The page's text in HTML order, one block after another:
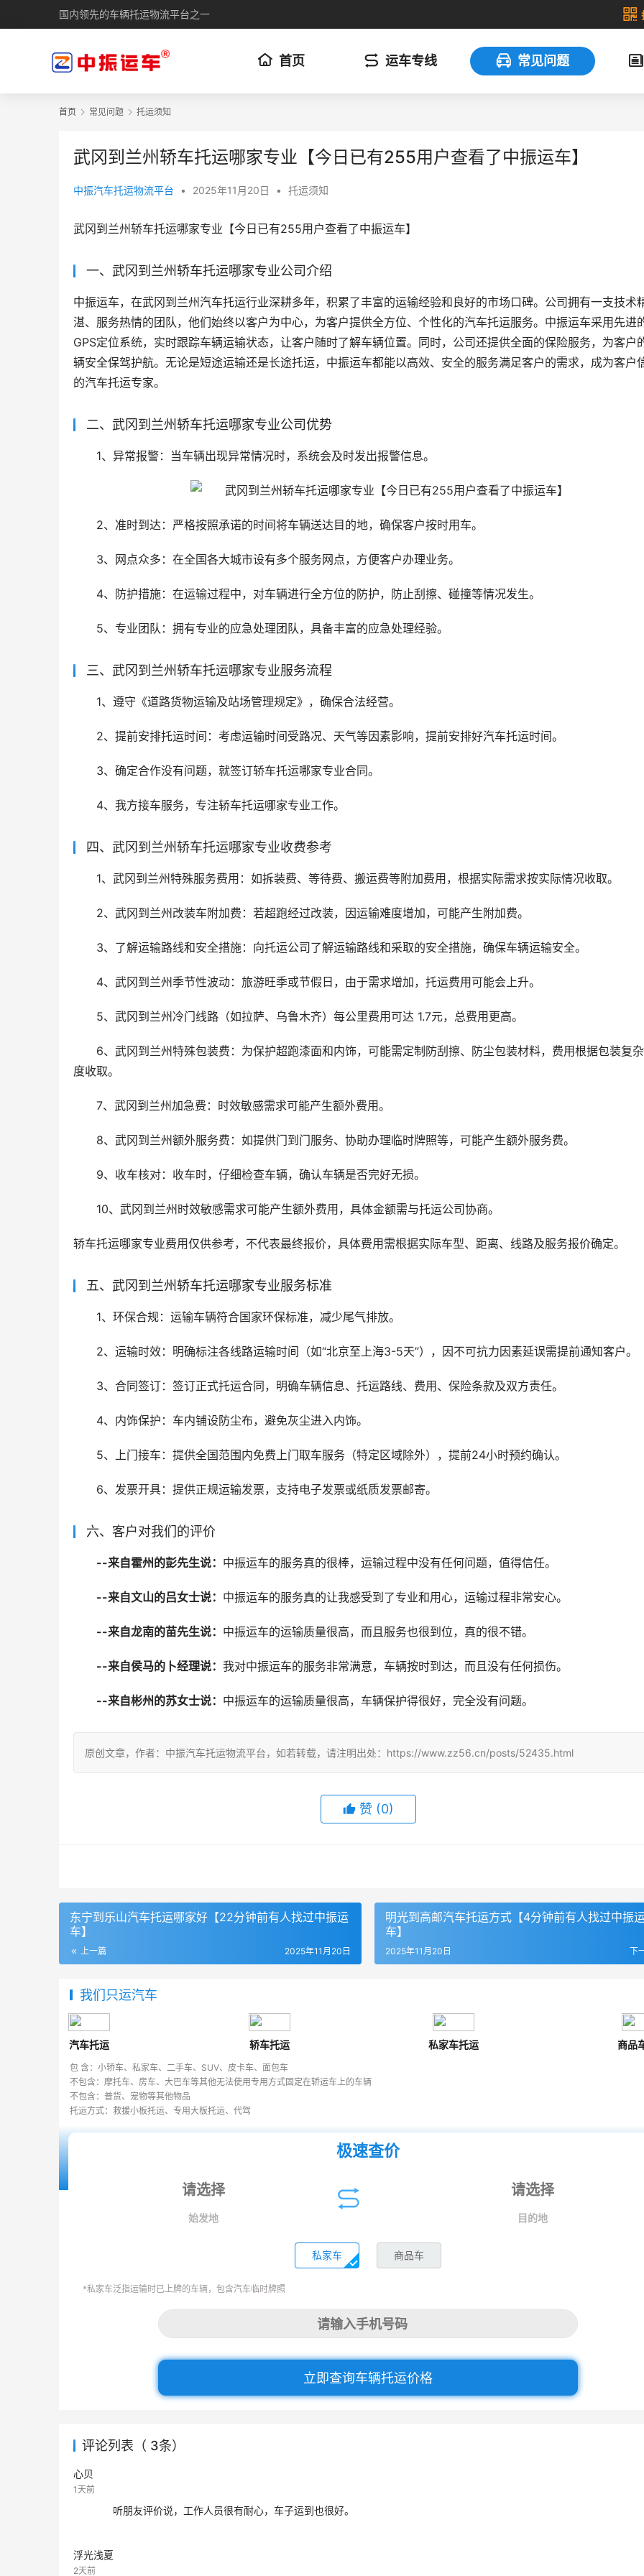
国内领先的车辆托运物流平台之一
首页 运车专线 常见问题
首页 常见问题 托运须知
武冈到兰州轿车托运哪家专业【今日已有255用户查看了中振运车】
中振汽车托运物流平台 • 2025年11月20日 • 托运须知
武冈到兰州轿车托运哪家专业【今日已有255用户查看了中振运车】
一、武冈到兰州轿车托运哪家专业公司介绍
中振运车，在武冈到兰州汽车托运行业深耕多年，积累了丰富的运输经验和良好的市场口碑。公司拥有一支技术
湛、服务热情的团队，他们始终以客户为中心，为客户提供全方位、个性化的汽车托运服务。中振运车采用先进
GPS定位系统，实时跟踪车辆运输状态，让客户随时了解车辆位置。同时，公司还提供全面的保险服务，为客户
辆安全保驾护航。无论是短途运输还是长途托运，中振运车都能以高效、安全的服务满足客户的需求，成为客户
的汽车托运专家。
二、武冈到兰州轿车托运哪家专业公司优势
1、异常报警：当车辆出现异常情况时，系统会及时发出报警信息。
2、准时到达：严格按照承诺的时间将车辆送达目的地，确保客户按时用车。
3、网点众多：在全国各大城市设有多个服务网点，方便客户办理业务。
4、防护措施：在运输过程中，对车辆进行全方位的防护，防止刮擦、碰撞等情况发生。
5、专业团队：拥有专业的应急处理团队，具备丰富的应急处理经验。
三、武冈到兰州轿车托运哪家专业服务流程
1、遵守《道路货物运输及站场管理规定》，确保合法经营。
2、提前安排托运时间：考虑运输时间受路况、天气等因素影响，提前安排好汽车托运时间。
3、确定合作没有问题，就签订轿车托运哪家专业合同。
4、我方接车服务，专注轿车托运哪家专业工作。
四、武冈到兰州轿车托运哪家专业收费参考
1、武冈到兰州特殊服务费用：如拆装费、等待费、搬运费等附加费用，根据实际需求按实际情况收取。
2、武冈到兰州改装车附加费：若超跑经过改装，因运输难度增加，可能产生附加费。
3、了解运输路线和安全措施：向托运公司了解运输路线和采取的安全措施，确保车辆运输安全。
4、武冈到兰州季节性波动：旅游旺季或节假日，由于需求增加，托运费用可能会上升。
5、武冈到兰州冷门线路（如拉萨、乌鲁木齐）每公里费用可达 1.7元，总费用更高。
6、武冈到兰州特殊包装费：为保护超跑漆面和内饰，可能需定制防刮擦、防尘包装材料，费用根据包装复
度收取。
7、武冈到兰州加急费：时效敏感需求可能产生额外费用。
8、武冈到兰州额外服务费：如提供门到门服务、协助办理临时牌照等，可能产生额外服务费。
9、收车核对：收车时，仔细检查车辆，确认车辆是否完好无损。
10、武冈到兰州时效敏感需求可能产生额外费用，具体金额需与托运公司协商。
轿车托运哪家专业费用仅供参考，不代表最终报价，具体费用需根据实际车型、距离、线路及服务报价确定。
五、武冈到兰州轿车托运哪家专业服务标准
1、环保合规：运输车辆符合国家环保标准，减少尾气排放。
2、运输时效：明确标注各线路运输时间（如“北京至上海3-5天”），因不可抗力因素延误需提前通知客户。
3、合同签订：签订正式托运合同，明确车辆信息、托运路线、费用、保险条款及双方责任。
4、内饰保护：车内铺设防尘布，避免灰尘进入内饰。
5、上门接车：提供全国范围内免费上门取车服务（特定区域除外），提前24小时预约确认。
6、发票开具：提供正规运输发票，支持电子发票或纸质发票邮寄。
六、客户对我们的评价
--来自霍州的彭先生说： 中振运车的服务真的很棒，运输过程中没有任何问题，值得信任。
--来自文山的吕女士说： 中振运车的服务真的让我感受到了专业和用心，运输过程非常安心。
--来自龙南的苗先生说： 中振运车的运输质量很高，而且服务也很到位，真的很不错。
--来自侯马的卜经理说： 我对中振运车的服务非常满意，车辆按时到达，而且没有任何损伤。
--来自彬州的苏女士说： 中振运车的运输质量很高，车辆保护得很好，完全没有问题。
原创文章，作者：中振汽车托运物流平台，如若转载，请注明出处：https://www.zz56.cn/posts/52435.html
赞 (0)
东宁到乐山汽车托运哪家好【22分钟前有人找过中振运
车】
上一篇 2025年11月20日
明光到高邮汽车托运方式【4分钟前有人找过中振
车】
下
2025年11月20日
我们只运汽车
汽车托运 轿车托运 私家车托运 商品
包 含：小轿车、私家车、二手车、SUV、皮卡车、面包车
不包含：摩托车、房车、大巴车等其他无法使用专用方式固定在轿运车上的车辆
不包含：普货、宠物等其他物品
托运方式：救援小板托运、专用大板托运、代驾
极速查价
始发地 目的地
私家车 商品车
*私家车泛指运输时已上牌的车辆，包含汽车临时牌照
立即查询车辆托运价格
评论列表（ 3条）
心贝
1天前
听朋友评价说，工作人员很有耐心，车子运到也很好。
浮光浅夏
2天前